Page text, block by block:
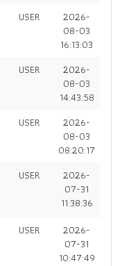
USER
2026-
08-03
16:13:03
USER
2026-
08-03
14:43:58
USER
2026-
08-03
08:20:17
USER
2026-
07-31
11:38:36
USER
2026-
07-31
10:47:49